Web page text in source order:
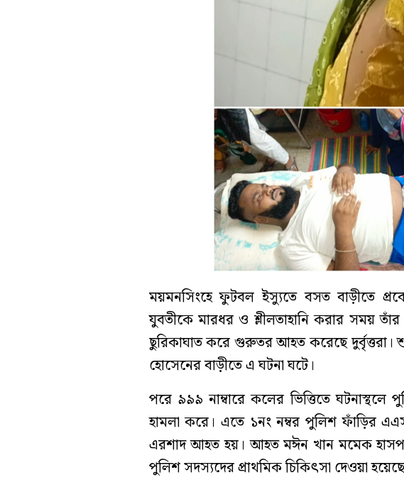
ময়মনসিংহে ফুটবল ইস্যুতে বসত বাড়ীতে
যুবতীকে মারধর ও শ্লীলতাহানি করার সময়
ছুরিকাঘাত করে গুরুতর আহত করেছে
হোসেনের বাড়ীতে এ ঘটনা ঘটে।
পরে ৯৯৯ নাম্বারে কলের ভিত্তিতে
হামলা করে। এতে ১নং নম্বর পুলিশ
এরশাদ আহত হয়। আহত মঈন খান মমেক
পুলিশ সদস্যদের প্রাথমিক চিকিৎসা দেওয়া